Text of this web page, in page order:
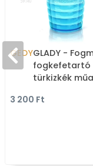
GEDYGLADY -
fogkefetartó
türkizkék
3 200 Ft